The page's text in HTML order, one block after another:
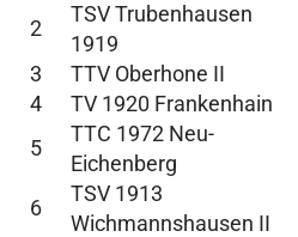
2
TSV Trubenhausen
1919
3
TTV Oberhone II
4
TV 1920 Frankenhain
5
TTC 1972 Neu-
Eichenberg
6
TSV 1913
Wichmannshausen II